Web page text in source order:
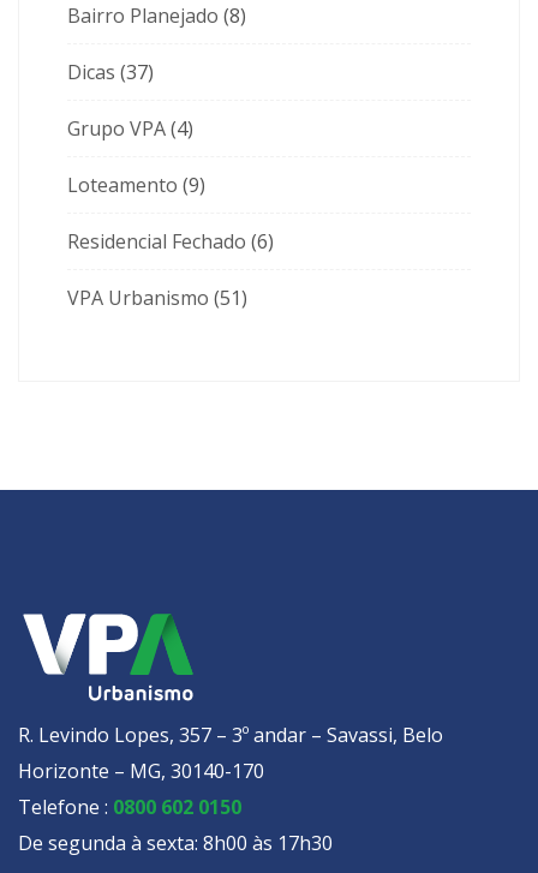
Bairro Planejado (8)
Dicas (37)
Grupo VPA(4)
Loteamento (9)
Residencial Fechado (6)
VPA Urbanismo (51)
R. Levindo Lopes, 357 – 3º andar – Savassi, Belo
Horizonte – MG, 30140-170
Telefone : 0800 602 0150
De segunda à sexta: 8h00 às 17h30